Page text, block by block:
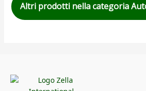
Altri prodotti nella categoria